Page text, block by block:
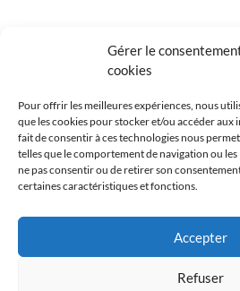
Gérer le
cookies
Pour offrir les meilleures expériences, nous
que les cookies pour stocker et/ou accéder aux
fait de consentir à ces technologies nous
telles que le comportement de navigation ou les
ne pas consentir ou de retirer son
certaines caractéristiques et fonctions.
Accepter
Refuser
Politique de cookies